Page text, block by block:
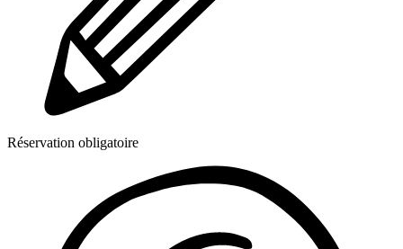
Réservation obligatoire